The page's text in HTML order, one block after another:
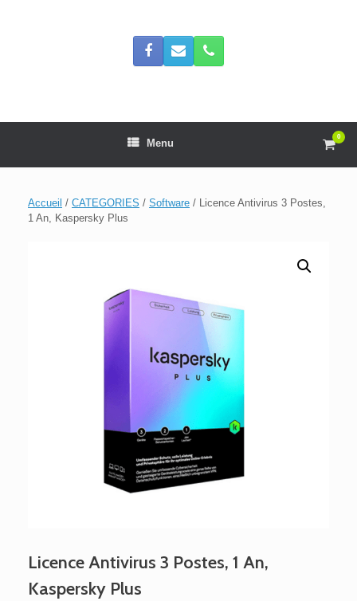
Menu
View
cart
0
Accueil / CATEGORIES / Software / Licence Antivirus 3 Postes,
1 An, Kaspersky Plus
Licence Antivirus 3 Postes, 1 An,
Kaspersky Plus